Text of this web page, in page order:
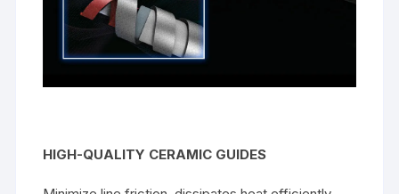
HIGH-QUALITY CERAMIC GUIDES